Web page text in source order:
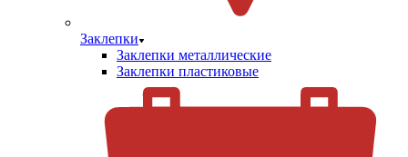
Заклепки
Заклепки металлические
Заклепки пластиковые